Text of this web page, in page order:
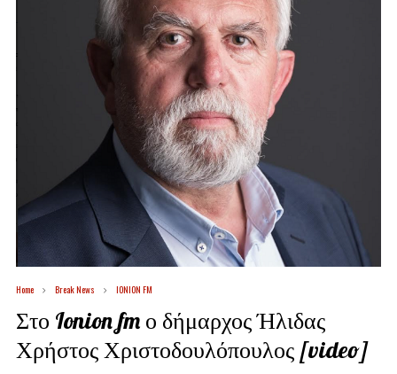
Home Break News IONION FM
Στο Ionion fm ο δήμαρχος Ήλιδας
Χρήστος Χριστοδουλόπουλος [video]